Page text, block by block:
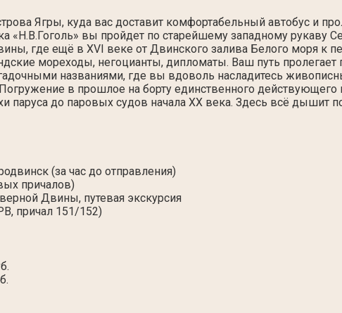
Ягры, куда вас доставит комфортабельный автобус и
«Н.В.Гоголь» вы пройдет по старейшему западному
где ещё в XVI веке от Двинского залива Белого моря к
мореходы, негоцианты, дипломаты. Ваш путь
названиями, где вы вдоволь насладитесь
в прошлое на борту единственного действующего
паруса до паровых судов начала XX века. Здесь всё дышит
(за час до отправления)
причалов)
Двины, путевая экскурсия
причал 151/152)